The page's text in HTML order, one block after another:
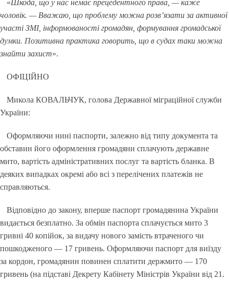
«Шкода, що у нас немає прецедентного права, — каже
чоловік. — Вважаю, що проблему можна розв’язати за активної
участі ЗМІ, інформованості громадян, формування громадської
думки. Позитивна практика говорить, що в судах таки можна
знайти захист».
ОФІЦІЙНО
Микола КОВАЛЬЧУК, голова Державної міграційної служби
України:
Оформляючи нині паспорти, залежно від типу документа та
обставин його оформлення громадяни сплачують державне
мито, вартість адміністративних послуг та вартість бланка. В
деяких випадках окремі або всі з перелічених платежів не
справляються.
Відповідно до закону, вперше паспорт громадянина України
видається безплатно. За обмін паспорта сплачується мито 3
гривні 40 копійок, за видачу нового замість втраченого чи
пошкодженого — 17 гривень. Оформляючи паспорт для виїзду
за кордон, громадянин повинен сплатити держмито — 170
гривень (на підставі Декрету Кабінету Міністрів України від 21.